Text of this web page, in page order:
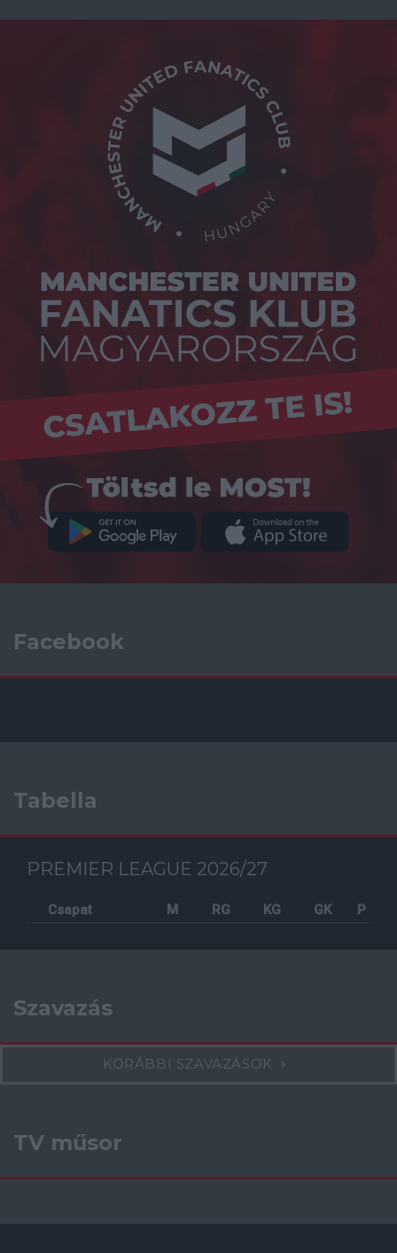
Facebook
Tabella
PREMIER LEAGUE 2026/27
Csapat M RG KG GK P
Szavazás
KORÁBBI SZAVAZÁSOK
TV műsor